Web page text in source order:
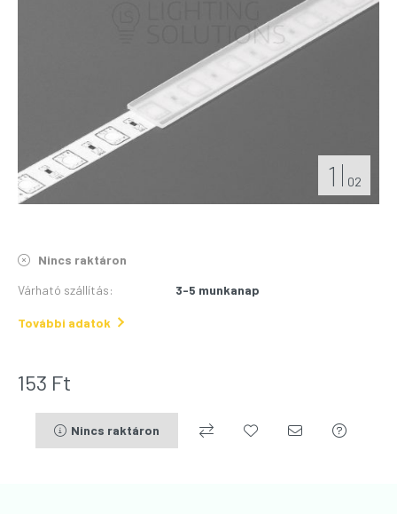
1 02
Nincs raktáron
Várható szállítás: 3-5 munkanap
További adatok
153 Ft
Nincs raktáron